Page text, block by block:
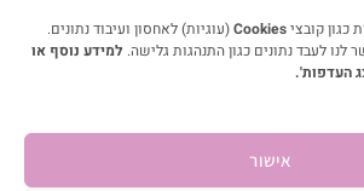
כגון קובציCookies(עוגיות) לאחסון ועיבוד נתונים.
לעבד נתונים כגון התנהגות גלישה. למידע נוסף או
העדפות'.
אישור
k
o
o
k
g
r
a
קצת עלינו
חוות דעת
צרו קשר